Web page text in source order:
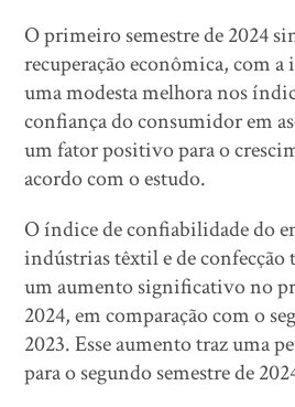
O primeiro semestre de 2024
recuperação econômica, com
uma modesta melhora nos
confiança do consumidor em
um fator positivo para o
acordo com o estudo.
O índice de confiabilidade do
indústrias têxtil e de confecção
um aumento significativo no
2024, em comparação com o
2023. Esse aumento traz uma
para o segundo semestre de